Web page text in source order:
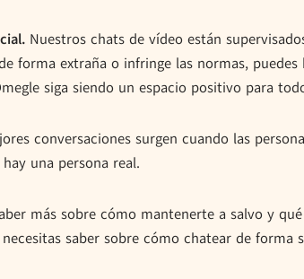
Nuestros chats de vídeo están
forma extraña o infringe las normas,
siga siendo un espacio positivo para
conversaciones surgen cuando las
una persona real.
más sobre cómo mantenerte a salvo y
saber sobre cómo chatear de